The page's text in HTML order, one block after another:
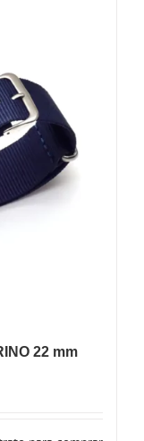
22 mm